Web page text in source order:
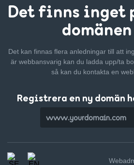
Det finns inget
Det kan finnas flera anledningar till att
är webbansvarig kan du ladda upp/ta
så kan du kontakta en
Registrera en ny domän